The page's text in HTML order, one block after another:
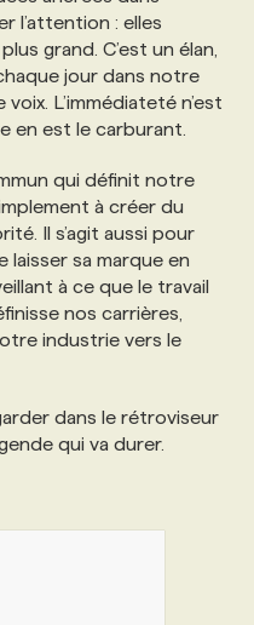
l’attention : elles
grand. C’est un élan,
jour dans notre
L’immédiateté n’est
en est le carburant.
qui définit notre
à créer du
Il s’agit aussi pour
laisser sa marque en
à ce que le travail
nos carrières,
industrie vers le
dans le rétroviseur
qui va durer.